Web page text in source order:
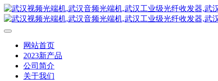
网站首页
2023新产品
公司简介
关于我们